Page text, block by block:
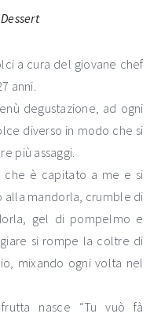
a cura del giovane chef
anni.
degustazione, ad ogni
diverso in modo che si
più assaggi.
che è capitato a me e si
mandorla, crumble di
gel di pompelmo e
si rompe la coltre di
mixando ogni volta nel
nasce “Tu vuò fà